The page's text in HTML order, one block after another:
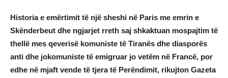
Historia e emërtimit të një sheshi në Paris me emrin e
Skënderbeut dhe ngjarjet rreth saj shkaktuan mospajtim të
thellë mes qeverisë komuniste të Tiranës dhe diasporës
anti dhe jokomuniste të emigruar jo vetëm në Francë, por
edhe në mjaft vende të tjera të Perëndimit, rikujton Gazeta